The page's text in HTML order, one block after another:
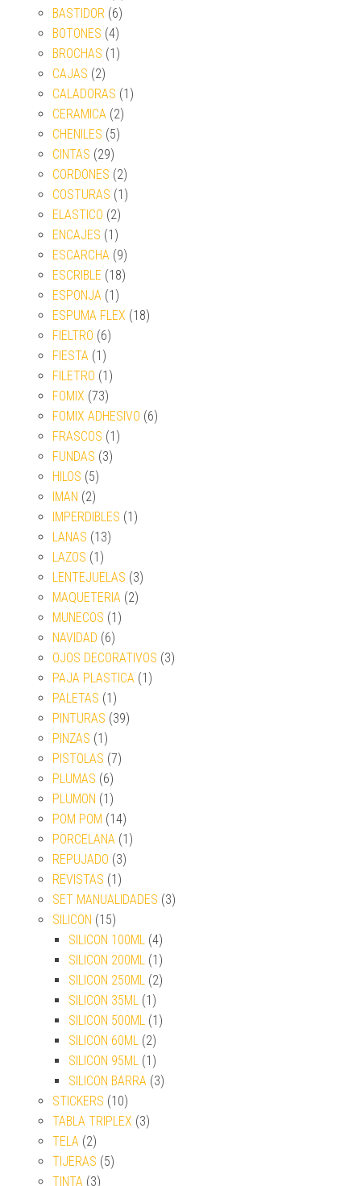
BASTIDOR (6)
BOTONES (4)
BROCHAS (1)
CAJAS (2)
CALADORAS (1)
CERAMICA (2)
CHENILES (5)
CINTAS (29)
CORDONES (2)
COSTURAS (1)
ELASTICO (2)
ENCAJES (1)
ESCARCHA (9)
ESCRIBLE (18)
ESPONJA (1)
ESPUMA FLEX (18)
FIELTRO (6)
FIESTA (1)
FILETRO (1)
FOMIX (73)
FOMIX ADHESIVO (6)
FRASCOS (1)
FUNDAS (3)
HILOS (5)
IMAN (2)
IMPERDIBLES (1)
LANAS (13)
LAZOS (1)
LENTEJUELAS (3)
MAQUETERIA (2)
MUNECOS (1)
NAVIDAD (6)
OJOS DECORATIVOS (3)
PAJA PLASTICA (1)
PALETAS (1)
PINTURAS (39)
PINZAS (1)
PISTOLAS (7)
PLUMAS (6)
PLUMON (1)
POM POM (14)
PORCELANA (1)
REPUJADO (3)
REVISTAS (1)
SET MANUALIDADES (3)
SILICON (15)
SILICON 100ML (4)
SILICON 200ML (1)
SILICON 250ML (2)
SILICON 35ML (1)
SILICON 500ML (1)
SILICON 60ML (2)
SILICON 95ML (1)
SILICON BARRA (3)
STICKERS (10)
TABLA TRIPLEX (3)
TELA (2)
TIJERAS (5)
TINTA (3)